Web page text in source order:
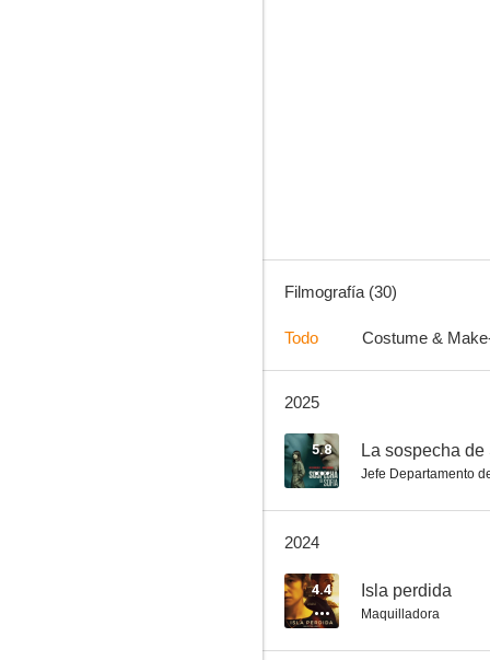
7.5
Filmografía (30)
Todo Costume &
2025
5.8 La sospecha de
Jefe Departamento
2024
4.4 Isla perdida
Maquilladora